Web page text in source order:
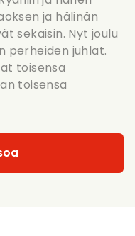
ja hälinän
sekaisin. Nyt joulu
perheiden juhlat.
toisensa
toisensa